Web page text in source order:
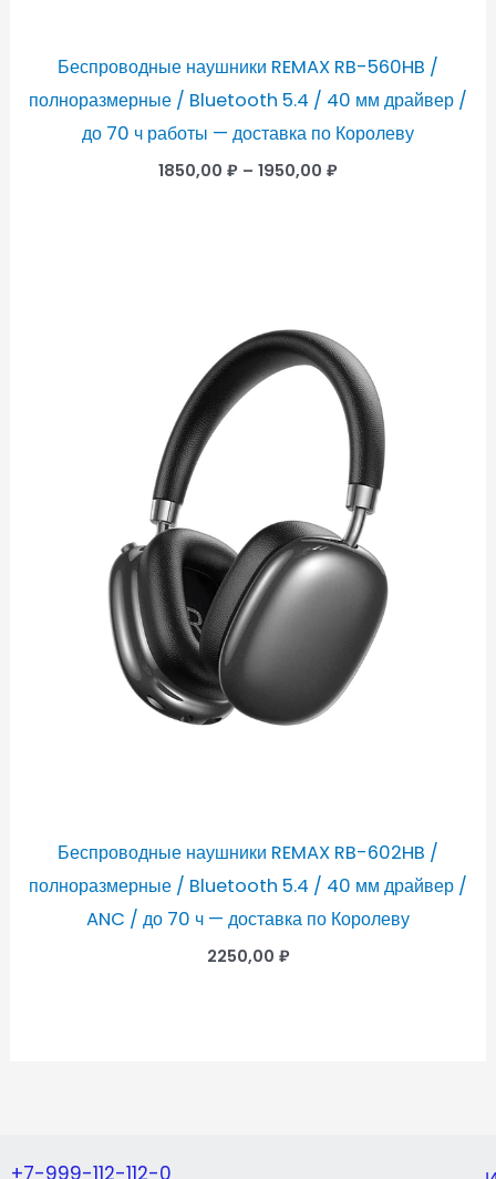
Беспроводные наушники REMAX RB-560HB /
полноразмерные / Bluetooth 5.4 / 40 мм драйвер /
до 70 ч работы — доставка по Королеву
1850,00 ₽ – 1950,00 ₽
Беспроводные наушники REMAX RB-602HB /
полноразмерные / Bluetooth 5.4 / 40 мм драйвер /
ANC / до 70 ч — доставка по Королеву
2250,00 ₽
+7-999-112-112-0